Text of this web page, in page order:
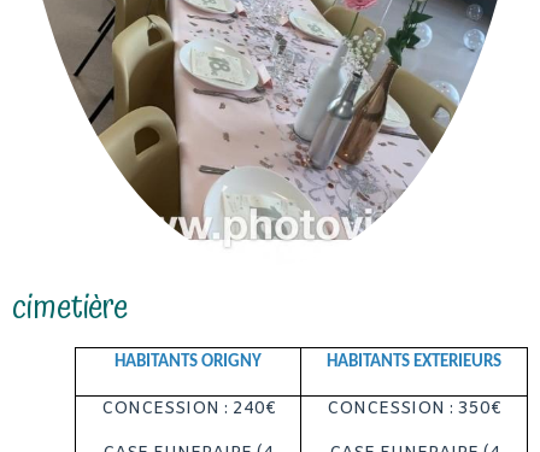
cimetière
HABITANTS ORIGNY HABITANTS EXTERIEURS
CONCESSION : 240€
CONCESSION : 350€